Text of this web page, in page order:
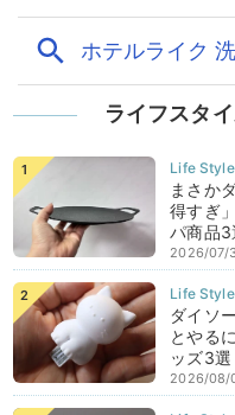
ライフスタ
まさか
得すぎ
パ商品3
2026/07/
ダイソ
とやる
ッズ3選
2026/08/